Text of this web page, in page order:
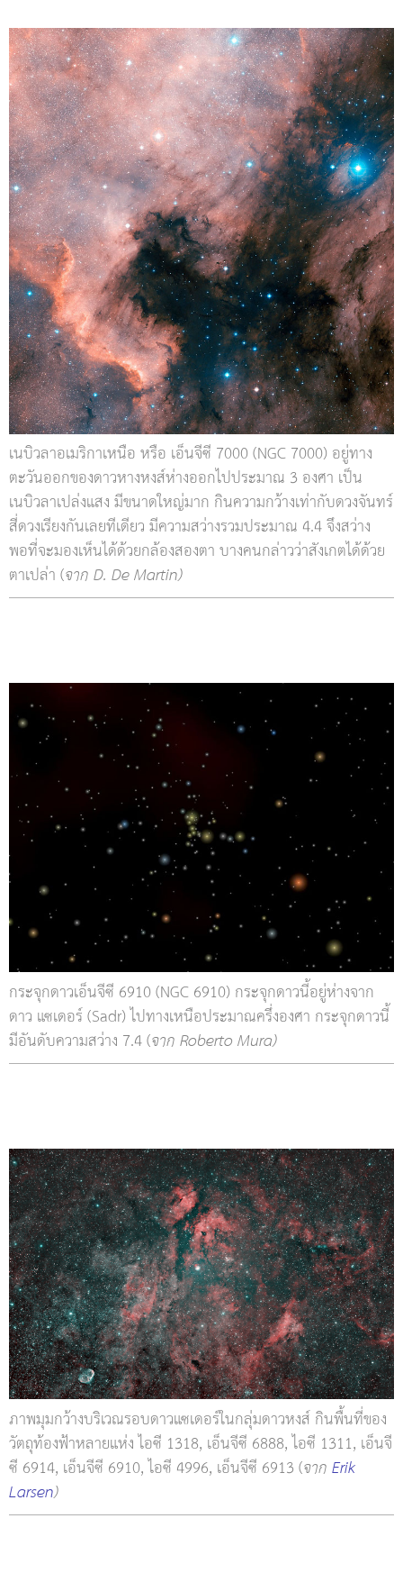
เนบิวลาอเมริกาเหนือ หรือ เอ็นจีซี 7000 (NGC 7000) อยู่ทาง
ตะวันออกของดาวหางหงส์ห่างออกไปประมาณ 3 องศา เป็น
เนบิวลาเปล่งแสง มีขนาดใหญ่มาก กินความกว้างเท่ากับดวงจันทร์
สี่ดวงเรียงกันเลยทีเดียว มีความสว่างรวมประมาณ 4.4 จึงสว่าง
พอที่จะมองเห็นได้ด้วยกล้องสองตา บางคนกล่าวว่าสังเกตได้ด้วย
ตาเปล่า (จาก D. De Martin)
กระจุกดาวเอ็นจีซี 6910 (NGC 6910) กระจุกดาวนี้อยู่ห่างจาก
ดาว แซเดอร์ (Sadr) ไปทางเหนือประมาณครึ่งองศา กระจุกดาวนี้
มีอันดับความสว่าง 7.4 (จาก Roberto Mura)
ภาพมุมกว้างบริเวณรอบดาวแซเดอร์ในกลุ่มดาวหงส์ กินพื้นที่ของ
วัตถุท้องฟ้าหลายแห่ง ไอซี 1318, เอ็นจีซี 6888, ไอซี 1311, เอ็นจี
ซี 6914, เอ็นจีซี 6910, ไอซี 4996, เอ็นจีซี 6913 (จากErik
Larsen)